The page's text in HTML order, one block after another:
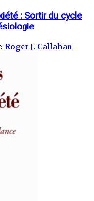
: Sortir du cycle
Roger J. Callahan